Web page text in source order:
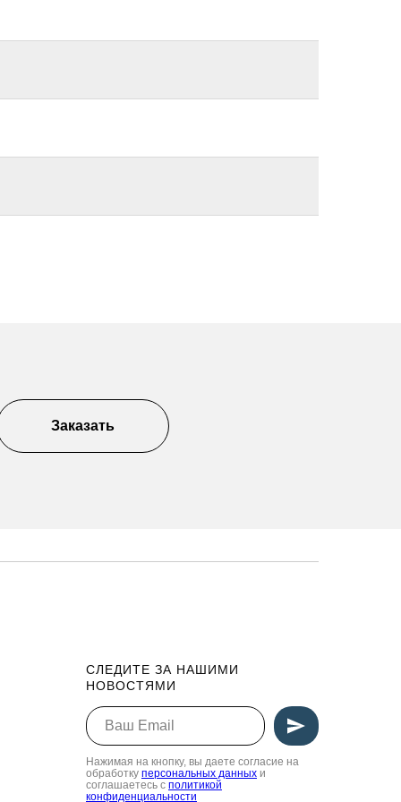
Заказать
СЛЕДИТЕ ЗА НАШИМИ
НОВОСТЯМИ
Нажимая на кнопку, вы даете согласие на
обработку персональных данных и
соглашаетесь c политикой
конфиденциальности